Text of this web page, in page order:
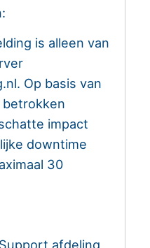
is alleen van
Op basis van
betrokken
impact
downtime
30
afdeling